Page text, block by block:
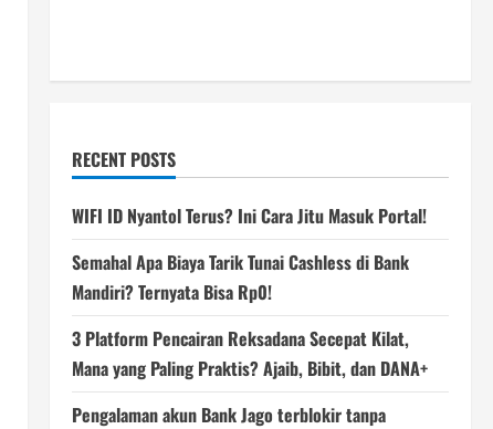
RECENT POSTS
WIFI ID Nyantol Terus? Ini Cara Jitu Masuk Portal!
Semahal Apa Biaya Tarik Tunai Cashless di Bank
Mandiri? Ternyata Bisa Rp0!
3 Platform Pencairan Reksadana Secepat Kilat,
Mana yang Paling Praktis? Ajaib, Bibit, dan DANA+
Pengalaman akun Bank Jago terblokir tanpa